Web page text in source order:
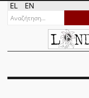
EL EN